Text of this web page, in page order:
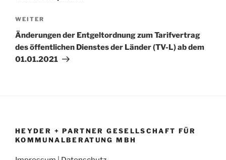
Nächster
Beitrag
WEITER
Änderungen der Entgeltordnung zum Tarifvertrag
des öffentlichen Dienstes der Länder (TV-L) ab dem
01.01.2021
HEYDER + PARTNER GESELLSCHAFT FÜR
KOMMUNALBERATUNG MBH